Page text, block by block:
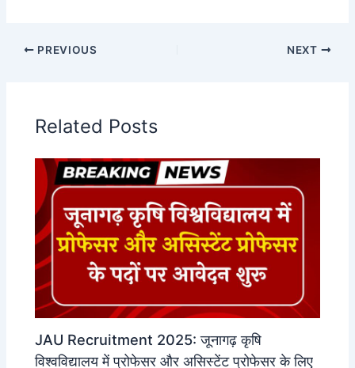
PREVIOUS NEXT
Related Posts
JAU Recruitment 2025: जूनागढ़ कृषि
विश्वविद्यालय में प्रोफेसर और असिस्टेंट प्रोफेसर के लिए